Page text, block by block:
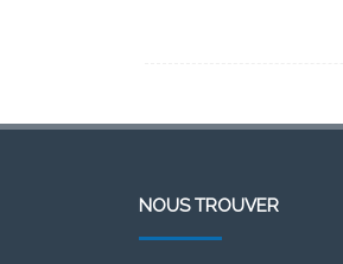
NOUS TROUVER